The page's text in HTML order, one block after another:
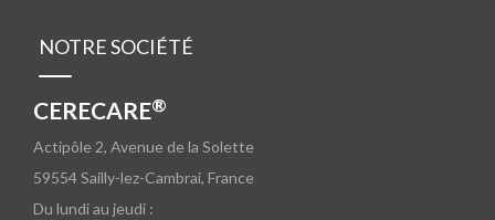
NOTRE SOCIÉTÉ
CERECARE®
Actipôle 2, Avenue de la Solette
59554Sailly-lez-Cambrai, France
Du lundi au jeudi :